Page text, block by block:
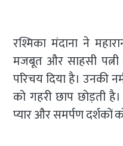
रश्मिका मंदाना ने
मजबूत और साहसी
परिचय दिया है। उनकी
को गहरी छाप छोड़ती
प्यार और समर्पण दर्शकों